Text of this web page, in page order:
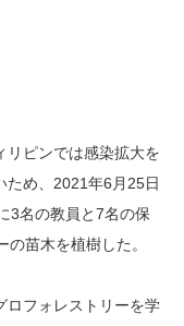
リピンでは感染拡大を
ため、2021年6月25日
3名の教員と7名の保
苗木を植樹した。
ロフォレストリーを学